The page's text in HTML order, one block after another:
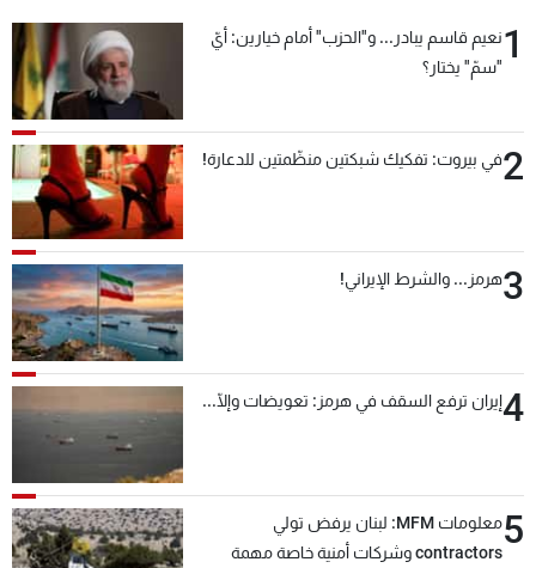
1نعيم قاسم يبادر... و"الحزب" أمام خيارين: أيّ
"سمّ" يختار؟
2في بيروت: تفكيك شبكتين منظّمتين للدعارة!
3هرمز... والشرط الإيراني!
4إيران ترفع السقف في هرمز: تعويضات وإلّا...
5
معلومات MFM: لبنان يرفض تولي
contractors وشركات أمنية خاصة مهمة